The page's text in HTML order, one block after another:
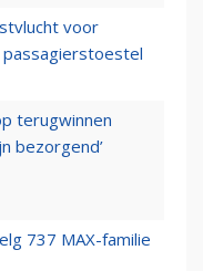
voor
passagierstoestel
terugwinnen
bezorgend’
737 MAX-familie